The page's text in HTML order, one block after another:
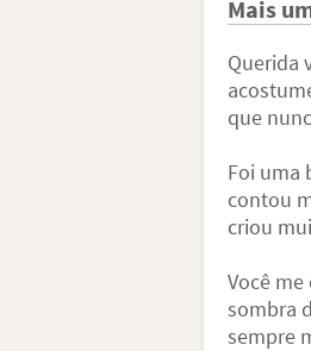
Mais
Querida
que
Foi uma
contou
criou
Você
sombra
sempre